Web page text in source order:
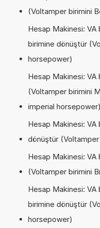
(Voltamper birimini
Hesap Makinesi:
birimine dönüştür
horsepower)
Hesap Makinesi: VA
(Voltamper birimini
imperial horsepower)
Hesap Makinesi:
dönüştür
Hesap Makinesi: VA
(Voltamper birimini
Hesap Makinesi:
birimine dönüştür
horsepower)